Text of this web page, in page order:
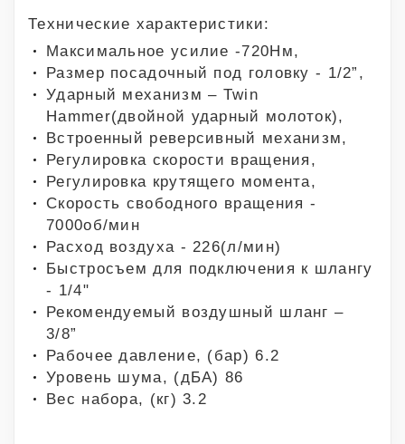
Технические характеристики:
Максимальное усилие -720Нм,
Размер посадочный под головку - 1/2”,
Ударный механизм – Twin
Hammer(двойной ударный молоток),
Встроенный реверсивный механизм,
Регулировка скорости вращения,
Регулировка крутящего момента,
Скорость свободного вращения -
7000об/мин
Расход воздуха - 226(л/мин)
Быстросъем для подключения к шлангу
- 1/4"
Рекомендуемый воздушный шланг –
3/8”
Рабочее давление, (бар) 6.2
Уровень шума, (дБА) 86
Вес набора, (кг) 3.2